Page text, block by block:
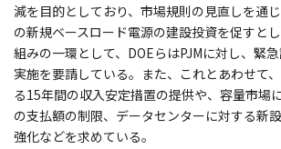
減を目的としており、市場規則の見直しを通
の新規ベースロード電源の建設投資を促すと
組みの一環として、DOEらはPJMに対し、緊
実施を要請している。また、これとあわせて
る15年間の収入安定措置の提供や、容量市場
の支払額の制限、データセンターに対する新
強化などを求めている。